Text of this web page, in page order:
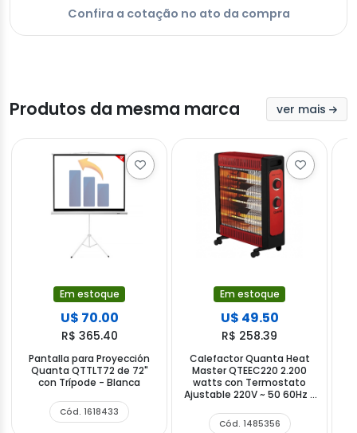
Confira a cotação no ato da compra
Produtos da mesma marca ver mais
Em estoque
U$ 70.00
R$ 365.40
Pantalla para Proyección
Quanta QTTLT72 de 72"
con Trípode - Blanca
Cód. 1618433
Em estoque
U$ 49.50
R$ 258.39
Calefactor Quanta Heat
Master QTEEC220 2.200
watts con Termostato
Ajustable 220V ~ 50 60Hz -
Cód. 1485356